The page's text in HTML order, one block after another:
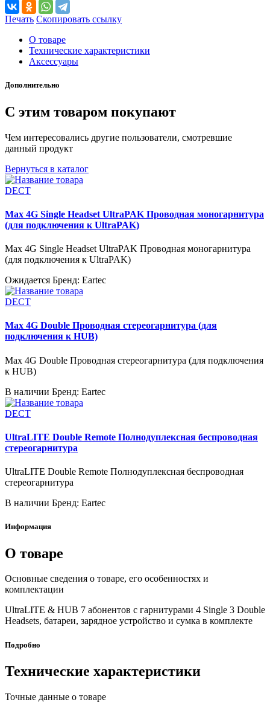
Печать Скопировать ссылку
О товаре
Технические характеристики
Аксессуары
Дополнительно
С этим товаром покупают
Чем интересовались другие пользователи, смотревшие
данный продукт
Вернуться в каталог
DECT
Max 4G Single Headset UltraPAK Проводная моногарнитура
(для подключения к UltraPAK)
Max 4G Single Headset UltraPAK Проводная моногарнитура
(для подключения к UltraPAK)
Ожидается Бренд: Eartec
DECT
Max 4G Double Проводная стереогарнитура (для
подключения к HUB)
Max 4G Double Проводная стереогарнитура (для подключения
к HUB)
В наличии Бренд: Eartec
DECT
UltraLITE Double Remote Полнодуплексная беспроводная
стереогарнитура
UltraLITE Double Remote Полнодуплексная беспроводная
стереогарнитура
В наличии Бренд: Eartec
Информация
О товаре
Основные сведения о товаре, его особенностях и
комплектации
UltraLITE & HUB 7 абонентов с гарнитурами 4 Single 3 Double
Headsets, батареи, зарядное устройство и сумка в комплекте
Подробно
Технические характеристики
Точные данные о товаре